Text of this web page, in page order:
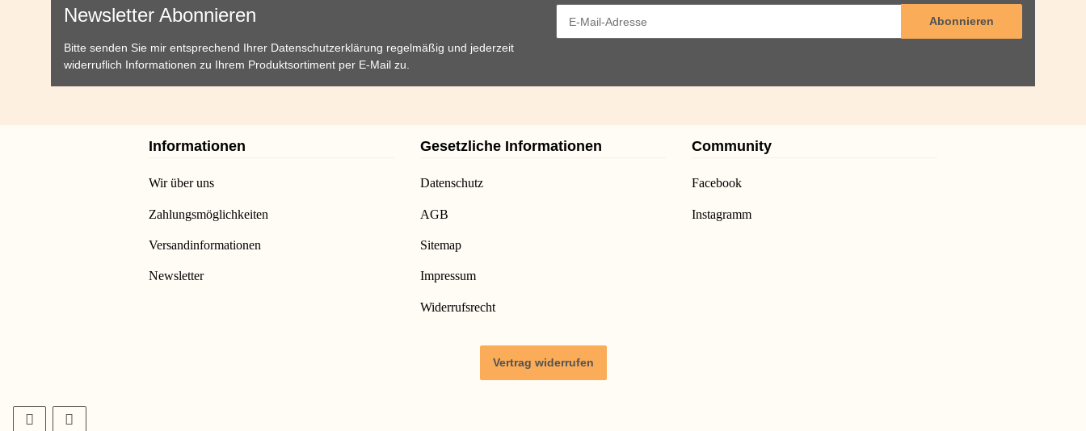
Newsletter Abonnieren
Bitte senden Sie mir entsprechend Ihrer Datenschutzerklärung regelmäßig und jederzeit
widerruflich Informationen zu Ihrem Produktsortiment per E-Mail zu.
Abonnieren
Informationen
Wir über uns
Zahlungsmöglichkeiten
Versandinformationen
Newsletter
Gesetzliche Informationen
Datenschutz
AGB
Sitemap
Impressum
Widerrufsrecht
Community
Facebook
Instagramm
Vertrag widerrufen